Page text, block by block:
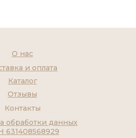
Контакты
Каталог
О нас
и оплата
Отзывы
обработки данных
631408568929